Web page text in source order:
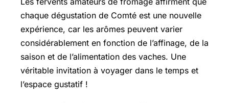
chaque dégustation de Comté est une nouvelle
expérience, car les arômes peuvent varier
considérablement en fonction de l’affinage, de la
saison et de l’alimentation des vaches. Une
véritable invitation à voyager dans le temps et
l’espace gustatif !